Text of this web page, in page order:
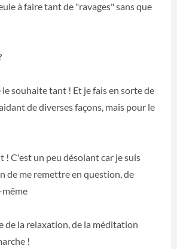
à faire tant de "ravages" sans que
le souhaite tant ! Et je fais en sorte de
de diverses façons, mais pour le
! C'est un peu désolant car je suis
de me remettre en question, de
de la relaxation, de la méditation
!